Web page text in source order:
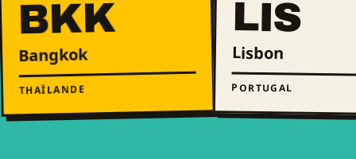
BKK
Bangkok
THAÏLANDE
LIS
Lisbon
PORTUGAL